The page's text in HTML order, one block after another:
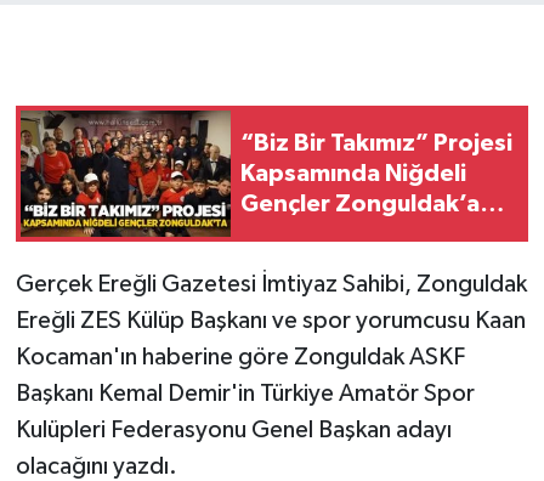
“Biz Bir Takımız” Projesi
Kapsamında Niğdeli
Gençler Zonguldak’a
Gerçek Ereğli Gazetesi İmtiyaz Sahibi, Zonguldak
Ereğli ZES Külüp Başkanı ve spor yorumcusu Kaan
Kocaman'ın haberine göre Zonguldak ASKF
Başkanı Kemal Demir'in Türkiye Amatör Spor
Kulüpleri Federasyonu Genel Başkan adayı
olacağını yazdı.
Genel
Gökçebey
İş ilanı
Kilimli
Kültür - Sanat